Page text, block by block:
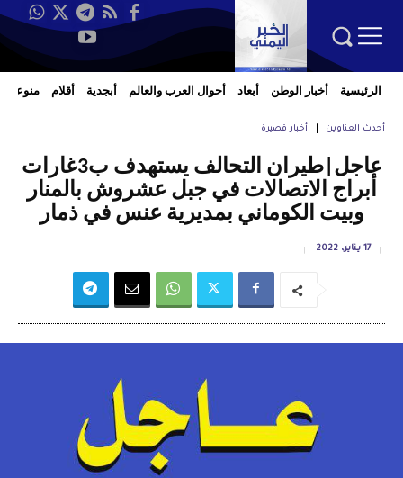
الرئيسية أخبار الوطن أبعاد أحوال العرب والعالم أبجدية أقلام منوعات
أحدث العناوين أخبار قصيرة
عاجل|طيران التحالف يستهدف ب3غارات
أبراج الاتصالات في جبل عشروش بالمنار
وبيت الكوماني بمديرية عنس في ذمار
17 يناير، 2022